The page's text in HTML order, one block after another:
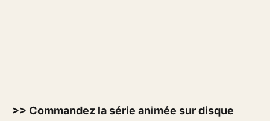
>> Commandez la série animée sur disque